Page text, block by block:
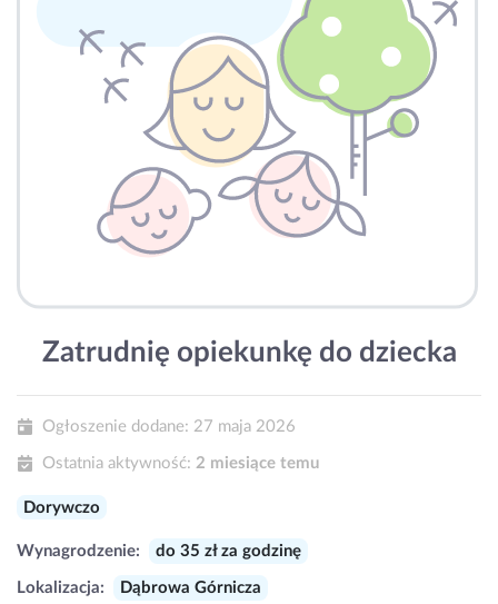
Zatrudnię opiekunkę do dziecka
Ogłoszenie dodane: 27 maja 2026
Ostatnia aktywność: 2 miesiące temu
Dorywczo
Wynagrodzenie: do 35 zł za godzinę
Lokalizacja: Dąbrowa Górnicza